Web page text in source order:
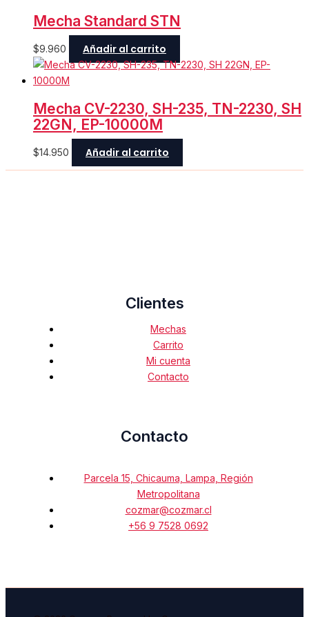
Mecha Standard STN
$9.960 Añadir al carrito
Mecha CV-2230, SH-235, TN-2230, SH
22GN, EP-10000M
$14.950 Añadir al carrito
Clientes
Mechas
Carrito
Mi cuenta
Contacto
Contacto
Parcela 15, Chicauma, Lampa, Región
Metropolitana
cozmar@cozmar.cl
+56 9 7528 0692